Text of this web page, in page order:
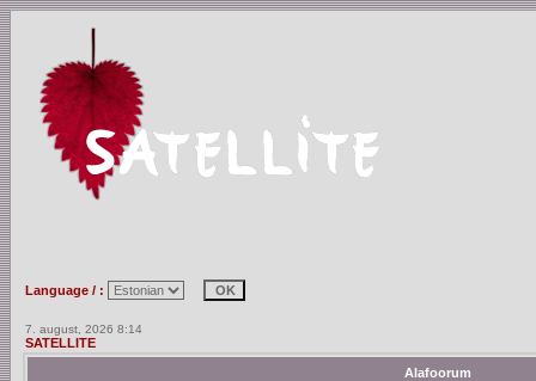
Language / :
7. august, 2026 8:14
SATELLITE
Alafoorum